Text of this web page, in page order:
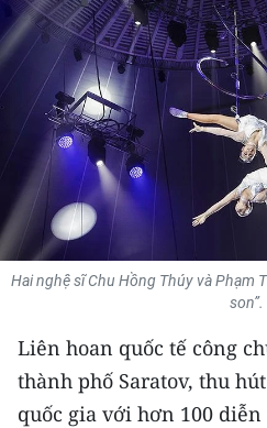
GIÁO DỤC
Y TẾ
KHOA HỌC - CÔNG NGHỆ
MÔI TRƯỜNG
BẠN ĐỌC
KIỂM CHỨNG THÔNG TIN
TRI THỨC CHUYÊN SÂU
54 DÂN TỘC VIỆT NAM
Hai nghệ sĩ Chu Hồng Thúy và Phạm
son”.
Liên hoan quốc tế công
thành phố Saratov, thu
quốc gia với hơn 100